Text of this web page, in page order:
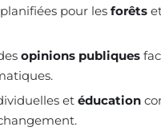
pour les forêts
opinions publiques
et éducation